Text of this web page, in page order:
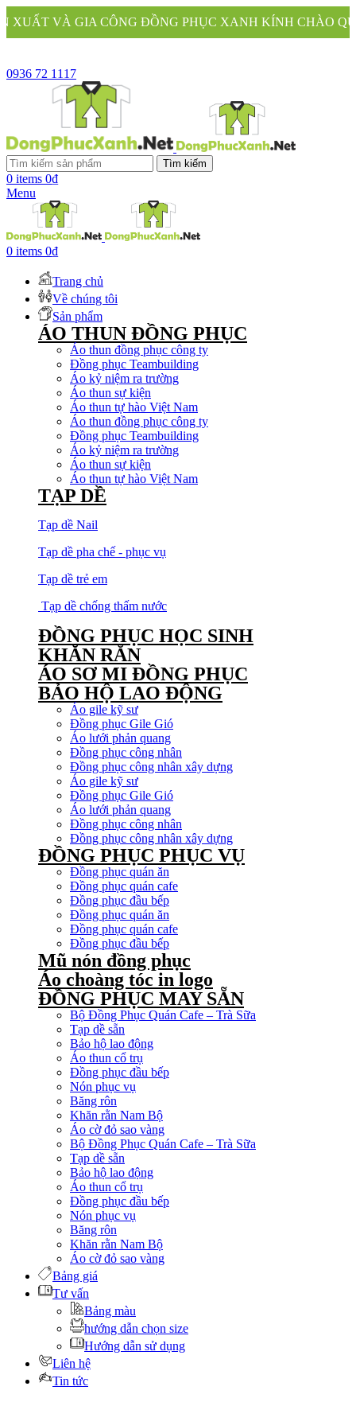
ĐỒNG PHỤC XANH KÍNH CHÀO QUÝ KHÁCH
0936 72 1117
Tìm kiếm
0 items 0₫
Menu
0 items 0₫
Trang chủ
Về chúng tôi
Sản phẩm
ÁO THUN ĐỒNG PHỤC
Áo thun đồng phục công ty
Đồng phục Teambuilding
Áo kỷ niệm ra trường
Áo thun sự kiện
Áo thun tự hào Việt Nam
Áo thun đồng phục công ty
Đồng phục Teambuilding
Áo kỷ niệm ra trường
Áo thun sự kiện
Áo thun tự hào Việt Nam
TẠP DỀ
Tạp dề Nail
Tạp dề pha chế - phục vụ
Tạp dề trẻ em
Tạp dề chống thấm nước
ĐỒNG PHỤC HỌC SINH
KHĂN RẰN
ÁO SƠ MI ĐỒNG PHỤC
BẢO HỘ LAO ĐỘNG
Áo gile kỹ sư
Đồng phục Gile Gió
Áo lưới phản quang
Đồng phục công nhân
Đồng phục công nhân xây dựng
Áo gile kỹ sư
Đồng phục Gile Gió
Áo lưới phản quang
Đồng phục công nhân
Đồng phục công nhân xây dựng
ĐỒNG PHỤC PHỤC VỤ
Đồng phục quán ăn
Đồng phục quán cafe
Đồng phục đầu bếp
Đồng phục quán ăn
Đồng phục quán cafe
Đồng phục đầu bếp
Mũ nón đồng phục
Áo choàng tóc in logo
ĐỒNG PHỤC MAY SẴN
Bộ Đồng Phục Quán Cafe – Trà Sữa
Tạp dề sẵn
Bảo hộ lao động
Áo thun cổ trụ
Đồng phục đầu bếp
Nón phục vụ
Băng rôn
Khăn rằn Nam Bộ
Áo cờ đỏ sao vàng
Bộ Đồng Phục Quán Cafe – Trà Sữa
Tạp dề sẵn
Bảo hộ lao động
Áo thun cổ trụ
Đồng phục đầu bếp
Nón phục vụ
Băng rôn
Khăn rằn Nam Bộ
Áo cờ đỏ sao vàng
Bảng giá
Tư vấn
Bảng màu
hướng dẫn chọn size
Hướng dẫn sử dụng
Liên hệ
Tin tức